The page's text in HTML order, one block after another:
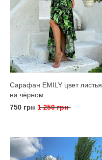
Сарафан EMILY цвет листья
на чёрном
750 грн 1 250 грн